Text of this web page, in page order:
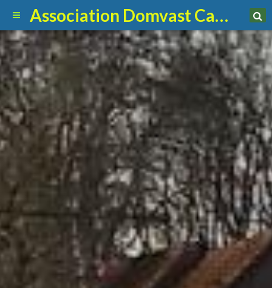
Association Domvast Canin Club